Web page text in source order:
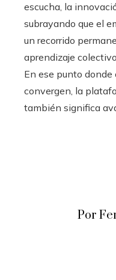
escucha, la
subrayando que el
un recorrido
aprendizaje
En ese punto
convergen, la
también significa
Por